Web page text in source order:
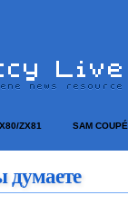
ZX81 SAM COUPÉ